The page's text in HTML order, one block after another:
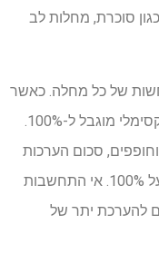
סוכרת, מחלות לב
של כל מחלה. כאשר
סכום הערכות
DALY עבור כל גורמי הסיכון עשוי לעלות על 100%. אי התחשבות
להערכת יתר של